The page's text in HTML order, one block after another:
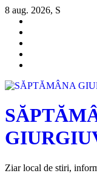
Sari
conținut
8 aug. 2026, S
Ziar local de stiri,